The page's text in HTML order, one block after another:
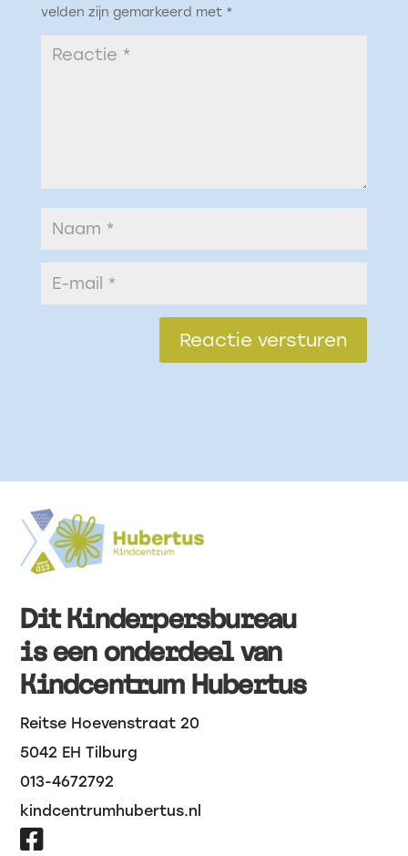
velden zijn gemarkeerd met *
Reactie versturen
Dit Kinderpersbureau
is een onderdeel van
Kindcentrum Hubertus
Reitse Hoevenstraat 20
5042 EH Tilburg
013-4672792
kindcentrumhubertus.nl
